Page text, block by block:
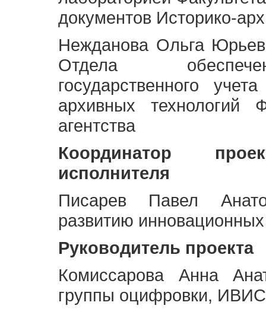
документов Историко-
Нежданова Ольга
Отдела
государственного
архивных технологий
агентства
Координатор
исполнителя
Писарев Павел
развитию
Руководитель проекта
Комиссарова Анна
группы оцифровки, ИВИС